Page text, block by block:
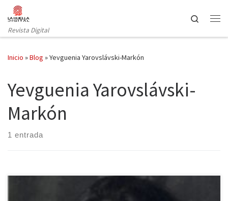
Saltar al contenido
Revista Digital
Search
Inicio »Blog »Yevguenia Yarovslávski-Markón
Yevguenia Yarovslávski-
Markón
1 entrada